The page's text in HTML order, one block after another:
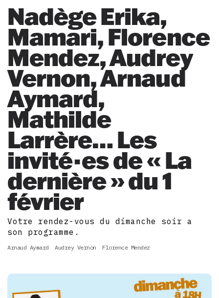
Nadège Erika,
Mamari, Florence
Mendez, Audrey
Vernon, Arnaud
Aymard,
Mathilde
Larrère… Les
invité·es de « La
dernière » du 1
février
Votre rendez-vous du dimanche soir a
son programme.
Arnaud Aymard Audrey Vernon Florence Mendez